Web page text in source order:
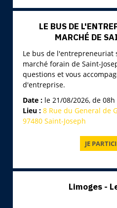
LE BUS DE
MARCHÉ DE
Le bus de l'entrepreneuriat
marché forain de Saint-
questions et vous
d'entreprise.
Date : le 21/08/2026, de 08h
Lieu : 8 Rue du General de
97480 Saint-Joseph
Limoges -